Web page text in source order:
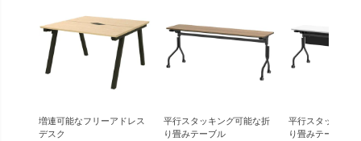
増連可能なフリーアドレス
デスク
平行スタッキング可能な折
り畳みテーブル
平行スタッキン
り畳みテーブル